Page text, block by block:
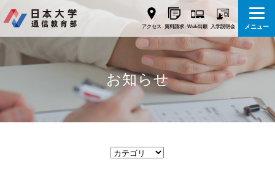
アクセス 資料請求 Web出願 入学説明会 メニュー
お知らせ